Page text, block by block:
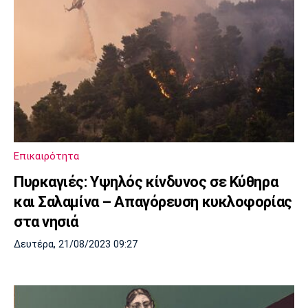
Επικαιρότητα
Πυρκαγιές: Υψηλός κίνδυνος σε Κύθηρα
και Σαλαμίνα – Απαγόρευση κυκλοφορίας
στα νησιά
Δευτέρα, 21/08/2023 09:27